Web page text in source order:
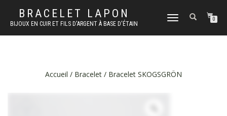
BRACELET LAPON
BIJOUX EN CUIR ET FILS D'ARGENT À BASE D'ÉTAIN
DÉPLIER
NAVIGATION
0
Accueil / Bracelet / Bracelet SKOGSGRÖN